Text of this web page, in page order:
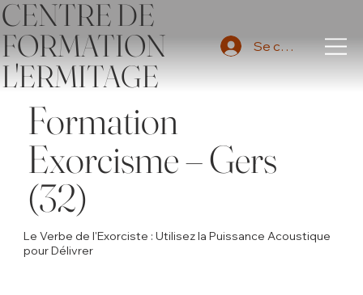
CENTRE DE
FORMATION
L'ERMITAGE
Se connecter
Formation
Exorcisme – Gers
(32)
Le Verbe de l'Exorciste : Utilisez la Puissance Acoustique
pour Délivrer